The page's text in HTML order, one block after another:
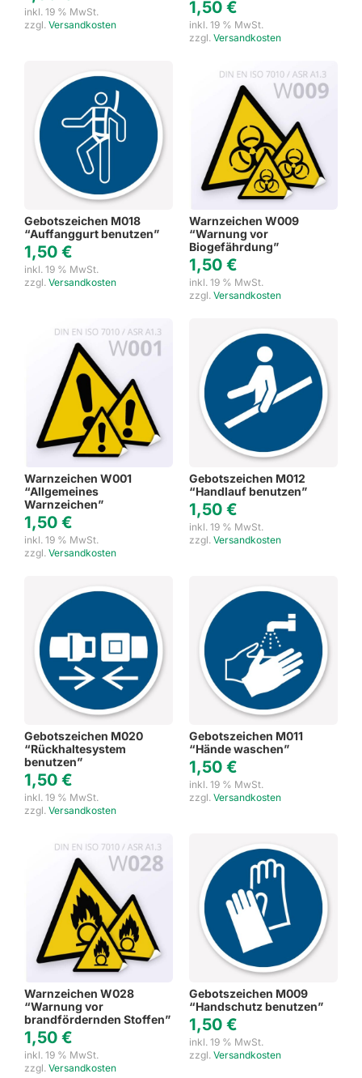
inkl. 19 % MwSt.
zzgl. Versandkosten
1,50 €
inkl. 19 % MwSt.
zzgl. Versandkosten
Gebotszeichen M018
“Auffanggurt benutzen”
1,50 €
inkl. 19 % MwSt.
zzgl. Versandkosten
Warnzeichen W009
“Warnung vor
Biogefährdung”
1,50 €
inkl. 19 % MwSt.
zzgl. Versandkosten
Warnzeichen W001
“Allgemeines
Warnzeichen”
1,50 €
inkl. 19 % MwSt.
zzgl. Versandkosten
Gebotszeichen M012
“Handlauf benutzen”
1,50 €
inkl. 19 % MwSt.
zzgl. Versandkosten
Gebotszeichen M020
“Rückhaltesystem
benutzen”
1,50 €
inkl. 19 % MwSt.
zzgl. Versandkosten
Gebotszeichen M011
“Hände waschen”
1,50 €
inkl. 19 % MwSt.
zzgl. Versandkosten
Warnzeichen W028
“Warnung vor
brandfördernden Stoffen”
1,50 €
inkl. 19 % MwSt.
zzgl. Versandkosten
Gebotszeichen M009
“Handschutz benutzen”
1,50 €
inkl. 19 % MwSt.
zzgl. Versandkosten